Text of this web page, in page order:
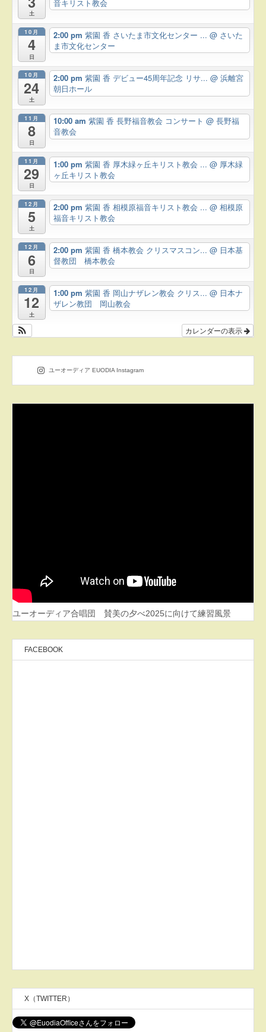
土
音キリスト教会
10月
4
日
2:00 pm 紫園 香 さいたま市文化センター ... @ さいた
ま市文化センター
10月
24
土
2:00 pm 紫園 香 デビュー45周年記念 リサ... @ 浜離宮
朝日ホール
11月
8
日
10:00 am 紫園 香 長野福音教会 コンサート @ 長野福
音教会
11月
29
日
1:00 pm 紫園 香 厚木緑ヶ丘キリスト教会 ... @ 厚木緑
ヶ丘キリスト教会
12月
5
土
2:00 pm 紫園 香 相模原福音キリスト教会 ... @ 相模原
福音キリスト教会
12月
6
日
2:00 pm 紫園 香 橋本教会 クリスマスコン... @ 日本基
督教団 橋本教会
12月
12
土
1:00 pm 紫園 香 岡山ナザレン教会 クリス... @ 日本ナ
ザレン教団 岡山教会
カレンダーの表示
ユーオーディア EUODIA Instagram
ユーオーディア合唱団 賛美の夕べ2025に向けて練習風景
FACEBOOK
X（TWITTER）